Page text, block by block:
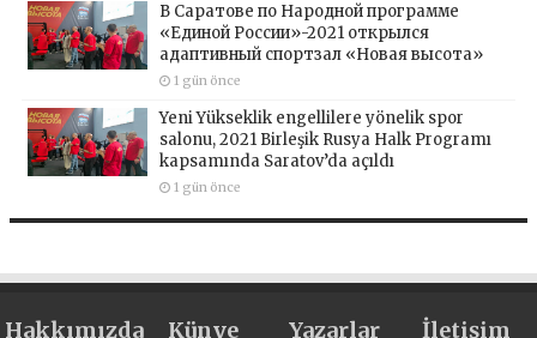
В Саратове по Народной программе
«Единой России»-2021 открылся
адаптивный спортзал «Новая высота»
1 gün önce
Yeni Yükseklik engellilere yönelik spor
salonu, 2021 Birleşik Rusya Halk Programı
kapsamında Saratov’da açıldı
1 gün önce
Hakkımızda Künye Yazarlar İletişim